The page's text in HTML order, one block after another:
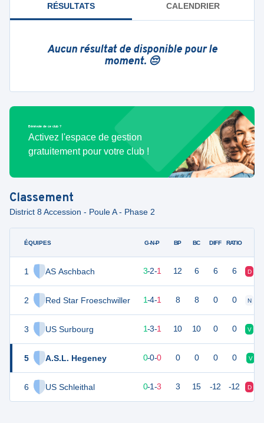
RÉSULTATS CALENDRIER
Aucun résultat de disponible pour le
moment. 😔
Bénévole de ce club ?
Activez l'espace de gestion
gratuitement pour votre club !
Classement
District 8 Accession - Poule A - Phase 2
ÉQUIPES
1 AS Aschbach
2 Red Star Froeschwiller
3 US Surbourg
5 A.S.L. Hegeney
6 US Schleithal
G-N-P BP BC DIFF RATIO
3-2-1 12 6 6 6 D
6 6 1-4-1 8 8 0 0 N
1-3-1 10 10 0 0 V
0 0-0-0 0 0 0 0 V
0-1-3 3 15 -12 -12 D